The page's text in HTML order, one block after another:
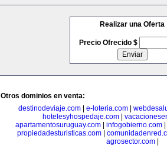
Realizar una Oferta
Precio Ofrecido $
Otros dominios en venta:
destinodeviaje.com
e-loteria.com
hotelesyhospedaje.com
apartamentosuruguay.com
infogobierno.com
propiedadesturisticas.com|
agrosector.com|